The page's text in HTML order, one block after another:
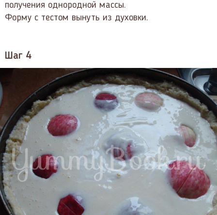
получения однородной массы.
Форму с тестом вынуть из духовки.
Шаг 4